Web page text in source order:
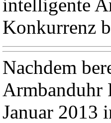
intelligente
Konkurrenz
Nachdem
Armbanduhr
Januar 2013